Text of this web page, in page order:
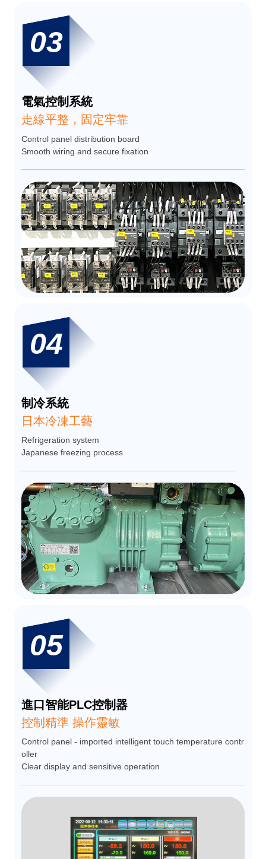
03
電氣控制系統
走線平整，固定牢靠
Control panel distribution board
Smooth wiring and secure fixation
04
制冷系統
日本冷凍工藝
Refrigeration system
Japanese freezing process
05
進口智能PLC控制器
控制精準 操作靈敏
Control panel - imported intelligent touch temperature contr
oller
Clear display and sensitive operation